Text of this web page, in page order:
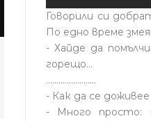
Говорили си
По едно време
- Хайде да
горещо...
........................
- Как да се
- Много просто: